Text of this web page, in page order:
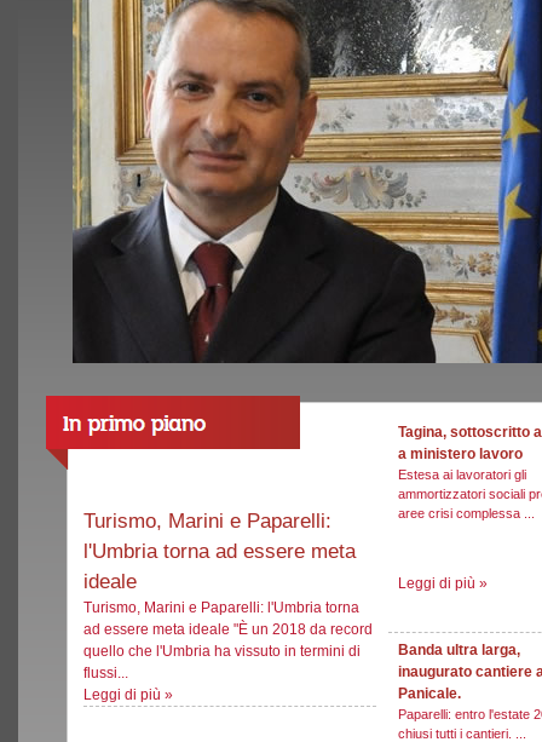
Turismo, Marini e Paparelli:
l'Umbria torna ad essere meta
ideale
Turismo, Marini e Paparelli: l'Umbria torna
ad essere meta ideale "È un 2018 da record
quello che l'Umbria ha vissuto in termini di
flussi...
Leggi di più »
Tagina, sottoscritto
a ministero lavoro
Estesa ai lavoratori gli
ammortizzatori sociali
aree crisi complessa ...
Leggi di più »
Banda ultra larga,
inaugurato cantiere
Panicale.
Paparelli: entro l'estate
chiusi tutti i cantieri. ...